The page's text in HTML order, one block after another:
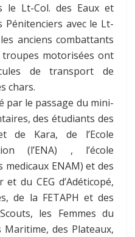
le Lt-Col. des Eaux et
Pénitenciers avec le Lt-
anciens combattants
motorisées ont
de transport de
chars.
par le passage du mini-
des étudiants des
de Kara, de l’Ecole
(l’ENA) , l’école
ENAM) et des
du CEG d’Adéticopé,
de la FETAPH et des
les Femmes du
des Plateaux,